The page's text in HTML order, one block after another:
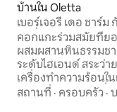
บ้านใน Oletta
เบอร์เจอรี เดอ ชาร์ม
กุซซี่ - โอลเลตตา
คอกแกะร่วมสมัยที่ยอ
ผสมผสานหินธรรมช
ระดับไฮเอนด์ สระว่
เครื่องทำความร้อนใ
พฤษภาคม) จากุซซี่ก
สถานที่ · ครอบครัว ·